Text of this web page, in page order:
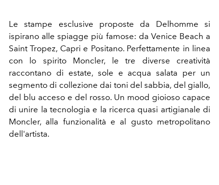
Le stampe esclusive proposte da Delhomme si
ispirano alle spiagge più famose: da Venice Beach a
Saint Tropez, Capri e Positano. Perfettamente in linea
con lo spirito Moncler, le tre diverse creatività
raccontano di estate, sole e acqua salata per un
segmento di collezione dai toni del sabbia, del giallo,
del blu acceso e del rosso. Un mood gioioso capace
di unire la tecnologia e la ricerca quasi artigianale di
Moncler, alla funzionalità e al gusto metropolitano
dell'artista.